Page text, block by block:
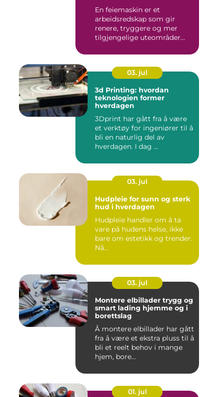
En feiemaskin er et
arbeidsredskap som gir
renere, tryggere og mer
tilgjengelige uteområder
03. jul
3d Printing: hvordan
teknologien former
hverdagen
3Dprint har gått fra å være
et verktøy for ingeniører til å
bli en naturlig del av
hverdagen. I dag ...
03. jul
Hudpleie for sunn og sterk
hud i hverdagen
Hudpleie handler om å ta
vare på hudens helse, ikke
bare om estetikk og trender.
Nå...
03. jul
Montere elbillader trygg og
smart lading hjemme og i
borettslag
Å montere elbillader har gått
fra å være et ekstra pluss til å
bli et reelt behov i mange
hjem, bore...
01. jul